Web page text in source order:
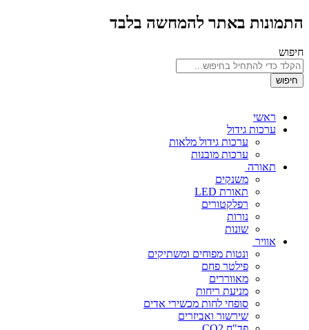
התמונות באתר להמחשה בלבד
חיפוש
חיפוש
ראשי
ערכות גידול
ערכות גידול מלאות
ערכות מובנות
תאורה
משנקים
תאורת LED
רפלקטורים
נורות
שונות
אוויר
ונטות מפוחים ומשתיקים
פילטר פחם
מאווררים
מניעת ריחות
סופחי לחות מכשירי אדים
שירשור ואביזרים